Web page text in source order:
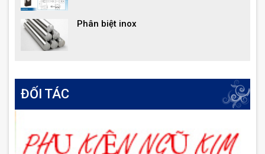
Phân biệt inox
ĐỐI TÁC